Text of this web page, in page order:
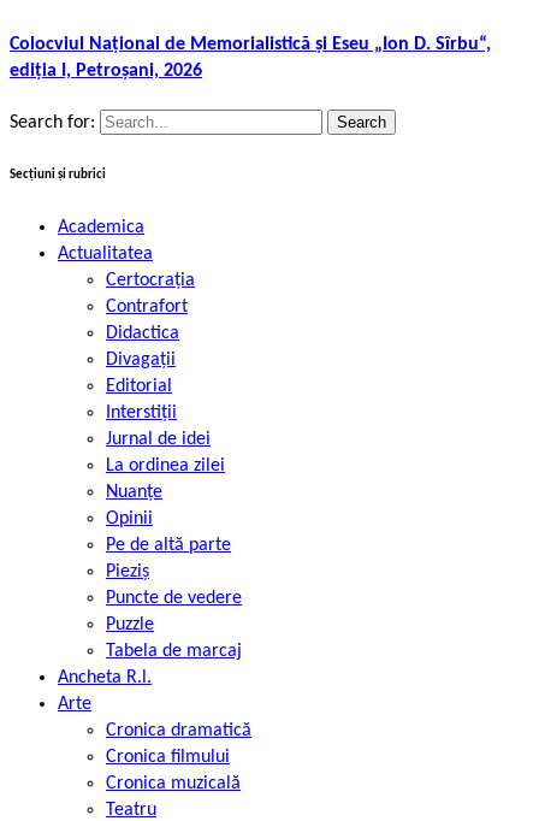
Colocviul Național de Memorialistică și Eseu „Ion D. Sîrbu“,
ediția I, Petroșani, 2026
Search for:
Secțiuni și rubrici
Academica
Actualitatea
Certocrația
Contrafort
Didactica
Divagații
Editorial
Interstiții
Jurnal de idei
La ordinea zilei
Nuanțe
Opinii
Pe de altă parte
Pieziș
Puncte de vedere
Puzzle
Tabela de marcaj
Ancheta R.l.
Arte
Cronica dramatică
Cronica filmului
Cronica muzicală
Teatru